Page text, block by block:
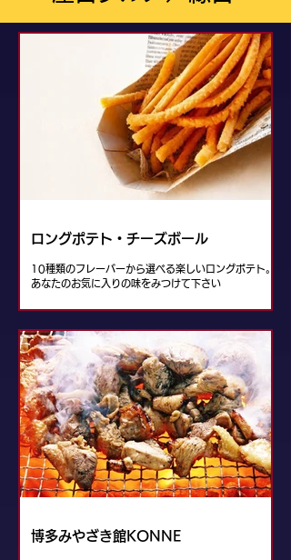
ロングポテト・チーズボール
10種類のフレーバーから選べる楽しいロングポテト。
あなたのお気に入りの味をみつけて下さい
博多みやざき館KONNE